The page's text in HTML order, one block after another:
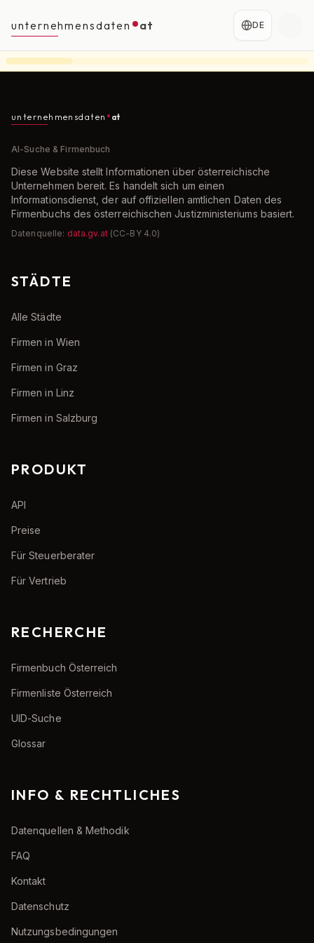
unternehmensdaten at DE
unternehmensdaten at
AI-Suche & Firmenbuch
Diese Website stellt Informationen über österreichische
Unternehmen bereit. Es handelt sich um einen
Informationsdienst, der auf offiziellen amtlichen Daten des
Firmenbuchs des österreichischen Justizministeriums basiert.
Datenquelle: data.gv.at (CC-BY 4.0)
STÄDTE
Alle Städte
Firmen in Wien
Firmen in Graz
Firmen in Linz
Firmen in Salzburg
PRODUKT
API
Preise
Für Steuerberater
Für Vertrieb
RECHERCHE
Firmenbuch Österreich
Firmenliste Österreich
UID-Suche
Glossar
INFO & RECHTLICHES
Datenquellen & Methodik
FAQ
Kontakt
Datenschutz
Nutzungsbedingungen